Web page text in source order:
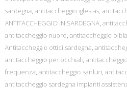
sardegna, antitaccheggio iglesias,
ANTITACCHEGGIO IN SARDEGNA,
antitaccheggio nuoro, antitaccheggio olbia
Antitaccheggio ottici sardegna,
antitaccheggio per occhiali,
frequenza, antitaccheggio sanluri,
antitaccheggio sardegna impianti